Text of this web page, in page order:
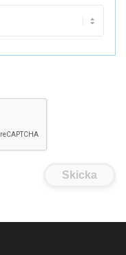
Skicka